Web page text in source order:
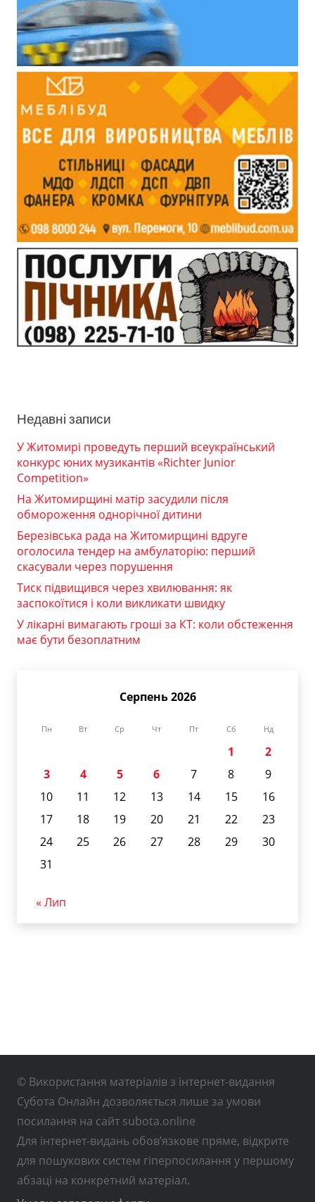
Недавні записи
У Житомирі проведуть перший всеукраїнський
конкурс юних музикантів «Richter Junior
Competition»
На Житомирщині матір засудили після
обмороження однорічної дитини
Березівська рада на Житомирщині вдруге
оголосила тендер на амбулаторію: перший
скасували через порушення
Тиск підвищився через хвилювання: як
заспокоїтися і коли викликати швидку
У лікарні вимагають гроші за КТ: коли обстеження
має бути безоплатним
Серпень 2026
Пн Вт Ср Чт Пт Сб Нд
1
2
3
4 5 6 7 8
9
10
11 12 13 14 15
16
17
18 19 20 21 22
23
24
25 26 27 28 29
30
31
« Лип
© Використання матеріалів з інтернет-видання
Субота Онлайн дозволяється лише за умови
посилання на сайт subota.online
Для інтернет-видань обов’язкове пряме, відкрите
для пошукових систем гіперпосилання у першому
абзаці на конкретний матеріал.